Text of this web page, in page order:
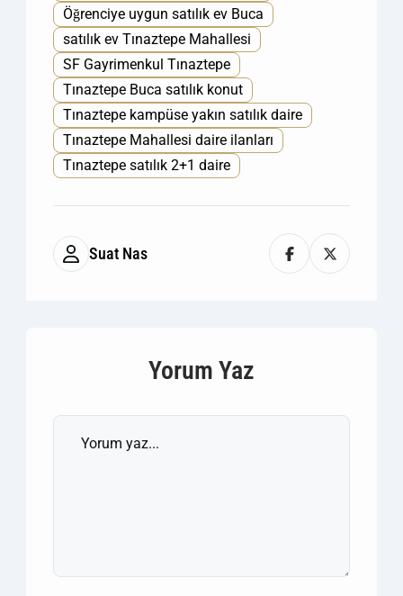
Öğrenciye uygun satılık ev Buca
satılık ev Tınaztepe Mahallesi
SF Gayrimenkul Tınaztepe
Tınaztepe Buca satılık konut
Tınaztepe kampüse yakın satılık daire
Tınaztepe Mahallesi daire ilanları
Tınaztepe satılık 2+1 daire
Suat Nas
Yorum Yaz